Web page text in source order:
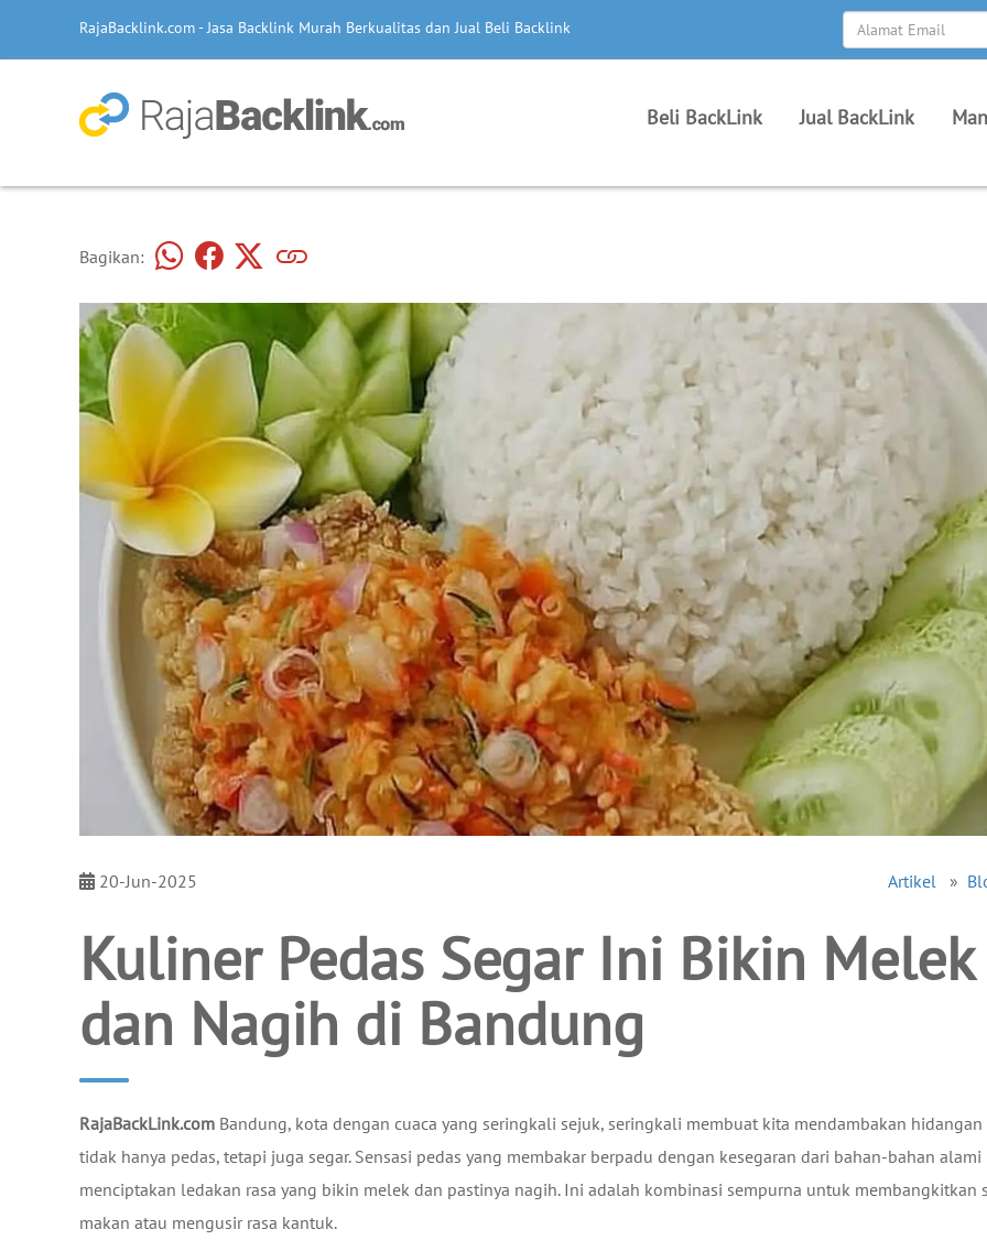
RajaBacklink.com - Jasa Backlink Murah Berkualitas dan Jual Beli Backlink
Beli BackLink Jual BackLink
Bagikan:
20-Jun-2025 Artikel »
Kuliner Pedas Segar Ini Bikin Melek
dan Nagih di Bandung
RajaBackLink.com Bandung, kota dengan cuaca yang seringkali sejuk, seringkali membuat kita mendambakan hidangan
tidak hanya pedas, tetapi juga segar. Sensasi pedas yang membakar berpadu dengan kesegaran dari bahan-bahan alami
menciptakan ledakan rasa yang bikin melek dan pastinya nagih. Ini adalah kombinasi sempurna untuk membangkitkan
makan atau mengusir rasa kantuk.